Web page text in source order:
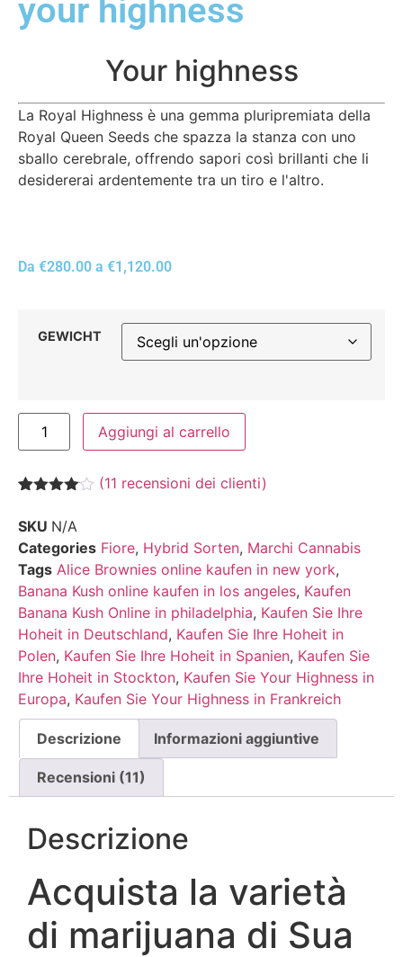
your highness
Your highness
La Royal Highness è una gemma pluripremiata della
Royal Queen Seeds che spazza la stanza con uno
sballo cerebrale, offrendo sapori così brillanti che li
desidererai ardentemente tra un tiro e l'altro.
Da €280.00 a €1,120.00
GEWICHT
Aggiungi al carrello
4.00 su
5 su
base di
recensioni
(11 recensioni dei clienti)
SKU N/A
Categories Fiore, Hybrid Sorten, Marchi Cannabis
Tags Alice Brownies online kaufen in new york,
Banana Kush online kaufen in los angeles, Kaufen
Banana Kush Online in philadelphia, Kaufen Sie Ihre
Hoheit in Deutschland, Kaufen Sie Ihre Hoheit in
Polen, Kaufen Sie Ihre Hoheit in Spanien, Kaufen Sie
Ihre Hoheit in Stockton, Kaufen Sie Your Highness in
Europa, Kaufen Sie Your Highness in Frankreich
Descrizione Informazioni aggiuntive
Recensioni (11)
Descrizione
Acquista la varietà
di marijuana di Sua